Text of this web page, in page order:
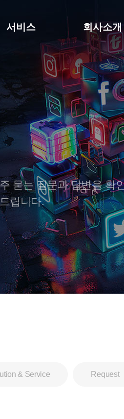
서비스 회사소개
묻는 질문과 답변을 확
립니다.
& Service Request